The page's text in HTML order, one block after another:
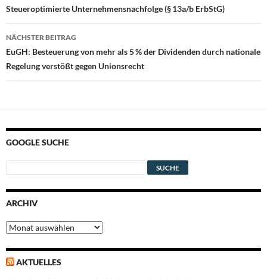
Steueroptimierte Unternehmensnachfolge (§ 13a/b ErbStG)
NÄCHSTER BEITRAG
EuGH: Besteuerung von mehr als 5 % der Dividenden durch nationale
Regelung verstößt gegen Unionsrecht
GOOGLE SUCHE
ARCHIV
Archiv
AKTUELLES